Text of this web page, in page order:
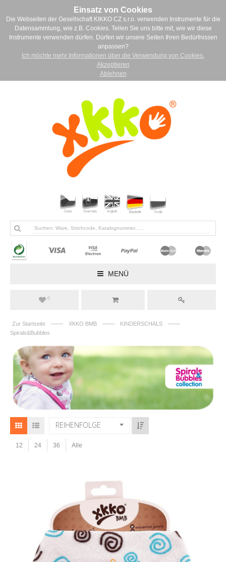
Einsatz von Cookies
Die Webseiten der Gesellschaft KIKKO CZ s.r.o. verwenden Instrumente für die
Datensammlung, wie z.B. Cookies. Teilen Sie uns bitte mit, wie wir diese
Instrumente verwenden dürfen. Dürfen wir unsere Seiten Ihren Bedürfnissen
anpassen?
Ich möchte mehr Informationen über die Verwendung von Cookies.
Akzeptieren
Ablehnen
MENÜ
0
Zur Startseite —— XKKO BMB —— KINDERSCHALS ——
Spirals&Bubbles
REIHENFOLGE
12 24 36 Alle